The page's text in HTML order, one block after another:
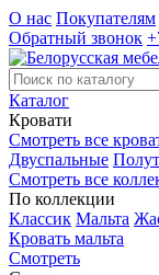
О нас Покупателям
Обратный звонок
Каталог
Кровати
Смотреть все
Двуспальные
Смотреть все
По коллекции
Классик Мальта
Кровать мальта
Смотреть